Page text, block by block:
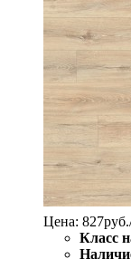
Цена: 827
Класс